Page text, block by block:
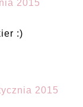
2015
:)
2015